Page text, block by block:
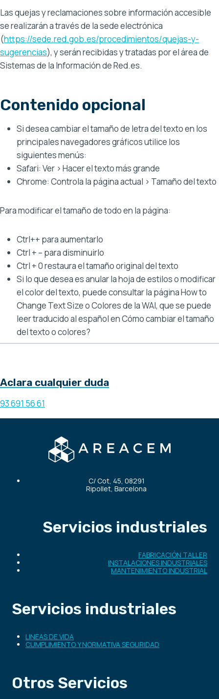
Las quejas y reclamaciones sobre información accesible
se realizarán a través de la sede electrónica
(https://sede.red.gob.es/procedimientos/quejas-y-
sugerencias), y serán recibidas y tratadas por el área de
Sistemas de la Información de Red.es.
Contenido opcional
Si desea cambiar el tamaño de letra del texto en los
principales navegadores gráficos utilice los
siguientes menús:
Safari: Ver > Hacer el texto más grande
Chrome: Controla la página actual > Tamaño del texto
Para modificar el tamaño de todo en la página:
Ctrl++ para aumentarlo
Ctrl + – para disminuirlo
Ctrl + 0 restaura el tamaño original del texto
Si lo que desea es anular la hoja de estilos o modificar
el color del texto, puede consultar la página How to
Change Text Size o Colores de la WAI, que se puede
leer traducido al español en Cómo cambiar el tamaño
del texto o colores?
Aclara cualquier duda
93 691 56 61
C/ Cot, 45, 08291
Ripollet, Barcelona
Servicios industriales
FABRICACIÓN TALLER
INSTALACIONES INDUSTRIALES
MANTENIMIENTO INDUSTRIAL
Servicios industriales
LINEAS DE VIDA
CUMPLIMIENTO Y NORMATIVA SEGURIDAD
Otros Servicios